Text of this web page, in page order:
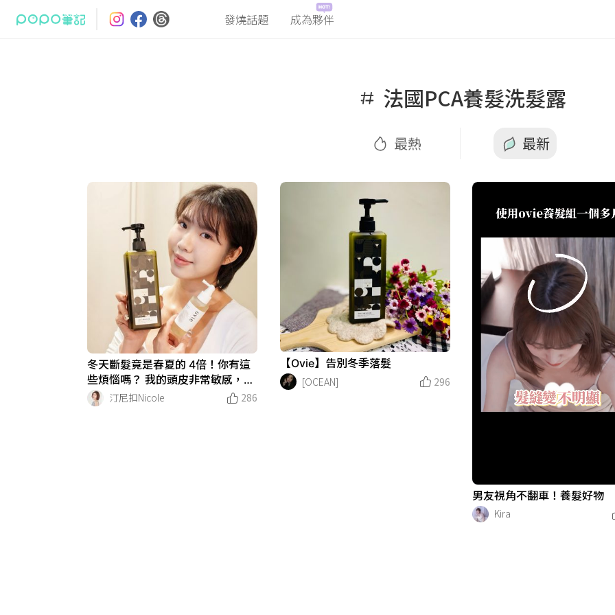
發燒話題 成為夥伴
法國PCA養髮洗髮露
最熱 最新
冬天斷髮竟是春夏的 4倍！你有這
些煩惱嗎？ 我的頭皮非常敏感，換
季、熬夜、壓力大時，頭皮乾癢得
受不了
汀尼扣Nicole 286
【Ovie】告別冬季落髮
[OCEAN]
296
男友視角不翻車！養髮好物
Kira